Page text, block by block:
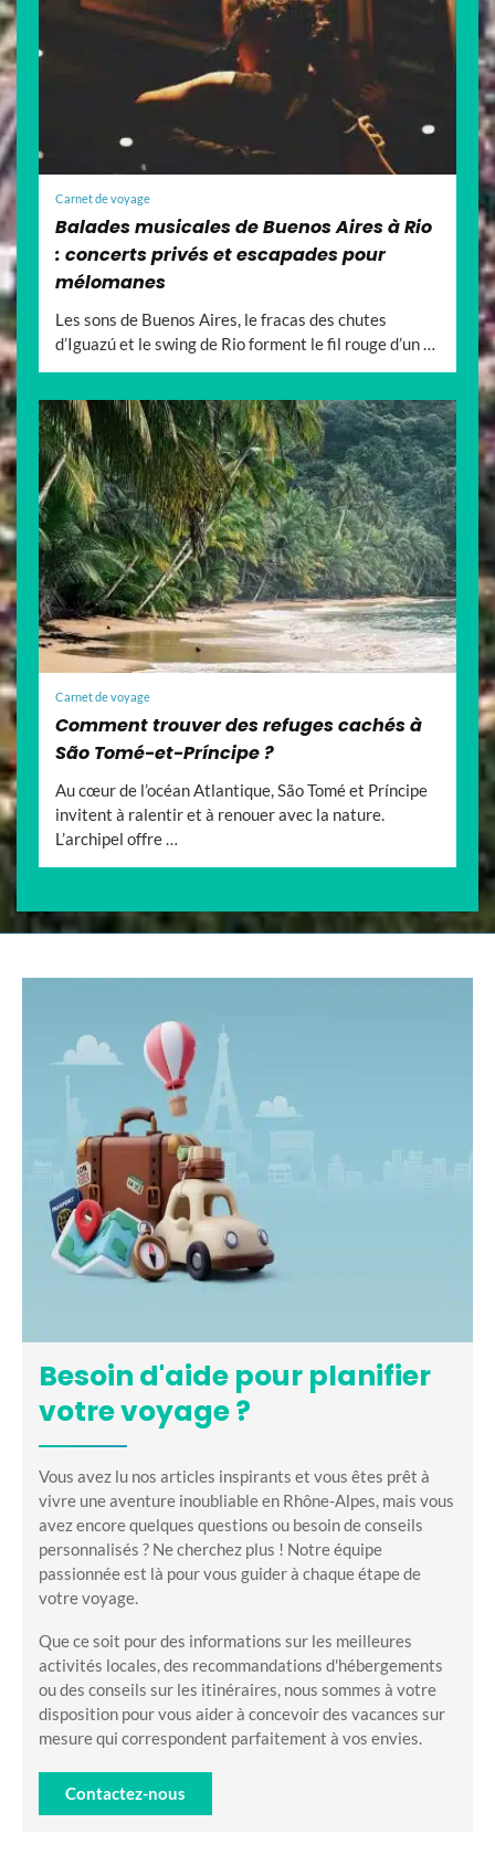
Carnet de voyage
Balades musicales de Buenos Aires à Rio
: concerts privés et escapades pour
mélomanes
Les sons de Buenos Aires, le fracas des chutes
d’Iguazú et le swing de Rio forment le fil rouge d’un …
Carnet de voyage
Comment trouver des refuges cachés à
São Tomé-et-Príncipe ?
Au cœur de l’océan Atlantique, São Tomé et Príncipe
invitent à ralentir et à renouer avec la nature.
L’archipel offre …
Besoin d'aide pour planifier
votre voyage ?
Vous avez lu nos articles inspirants et vous êtes prêt à
vivre une aventure inoubliable en Rhône-Alpes, mais vous
avez encore quelques questions ou besoin de conseils
personnalisés ? Ne cherchez plus ! Notre équipe
passionnée est là pour vous guider à chaque étape de
votre voyage.
Que ce soit pour des informations sur les meilleures
activités locales, des recommandations d'hébergements
ou des conseils sur les itinéraires, nous sommes à votre
disposition pour vous aider à concevoir des vacances sur
mesure qui correspondent parfaitement à vos envies.
Contactez-nous